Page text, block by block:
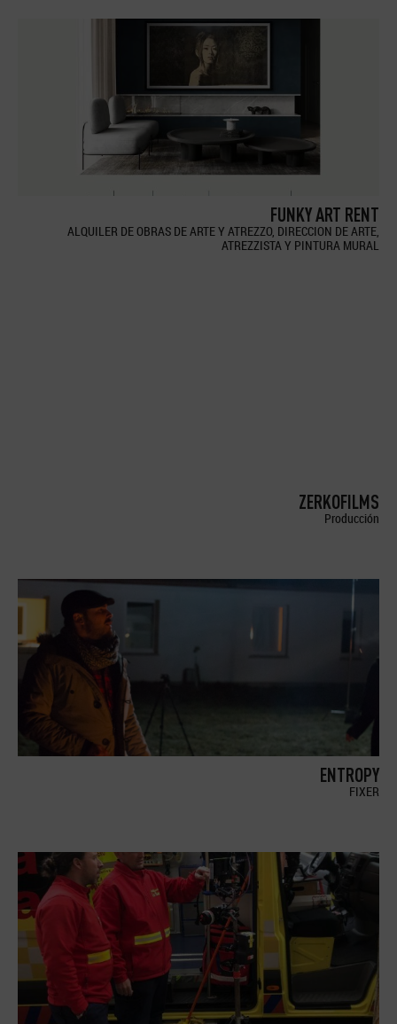
FUNKY ART RENT
ALQUILER DE OBRAS DE ARTE Y ATREZZO, DIRECCION DE ARTE,
ATREZZISTA Y PINTURA MURAL
ZERKOFILMS
Producción
ENTROPY
FIXER